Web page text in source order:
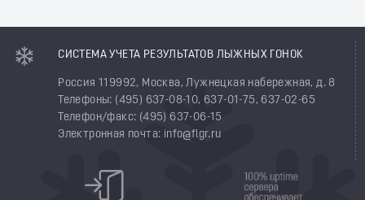
СИСТЕМА УЧЕТА РЕЗУЛЬТАТОВ ЛЫЖНЫХ ГОНОК
Россия 119992, Москва, Лужнецкая набережная, д. 8
Телефоны: (495) 637-08-10, 637-01-75, 637-02-65
Телефон/факс: (495) 637-06-15
Электронная почта: info@flgr.ru